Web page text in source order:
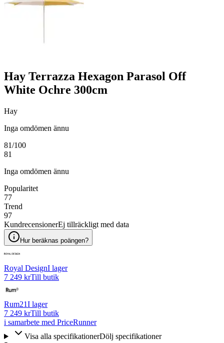
Hay Terrazza Hexagon Parasol Off
White Ochre 300cm
Hay
Inga omdömen ännu
81/100
81
Inga omdömen ännu
Popularitet
77
Trend
97
KundrecensionerEj tillräckligt med data
Hur beräknas poängen?
Royal DesignI lager
7 249 krTill butik
Rum21I lager
7 249 krTill butik
i samarbete med PriceRunner
Visa alla specifikationerDölj specifikationer